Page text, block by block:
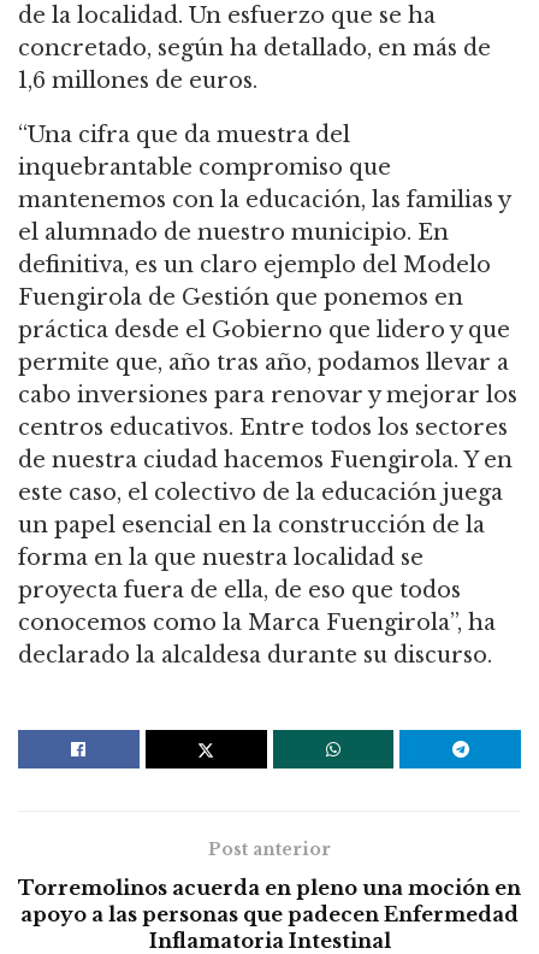
de la localidad. Un esfuerzo que se ha
concretado, según ha detallado, en más de
1,6 millones de euros.
“Una cifra que da muestra del
inquebrantable compromiso que
mantenemos con la educación, las familias y
el alumnado de nuestro municipio. En
definitiva, es un claro ejemplo del Modelo
Fuengirola de Gestión que ponemos en
práctica desde el Gobierno que lidero y que
permite que, año tras año, podamos llevar a
cabo inversiones para renovar y mejorar los
centros educativos. Entre todos los sectores
de nuestra ciudad hacemos Fuengirola. Y en
este caso, el colectivo de la educación juega
un papel esencial en la construcción de la
forma en la que nuestra localidad se
proyecta fuera de ella, de eso que todos
conocemos como la Marca Fuengirola”, ha
declarado la alcaldesa durante su discurso.
Post anterior
Torremolinos acuerda en pleno una moción en
apoyo a las personas que padecen Enfermedad
Inflamatoria Intestinal